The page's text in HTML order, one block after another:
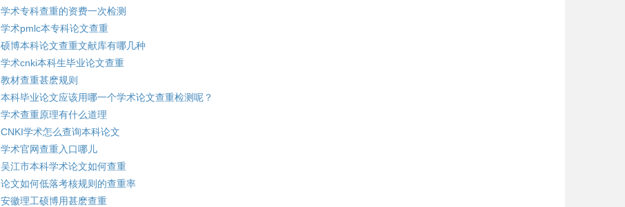
学术专科查重的资费一次检测
学术pmlc本专科论文查重
硕博本科论文查重文献库有哪几种
学术cnki本科生毕业论文查重
教材查重甚麽规则
本科毕业论文应该用哪一个学术论文查重检测呢？
学术查重原理有什么道理
CNKI学术怎么查询本科论文
学术官网查重入口哪儿
吴江市本科学术论文如何查重
论文如何低落考核规则的查重率
安徽理工硕博用甚麽查重